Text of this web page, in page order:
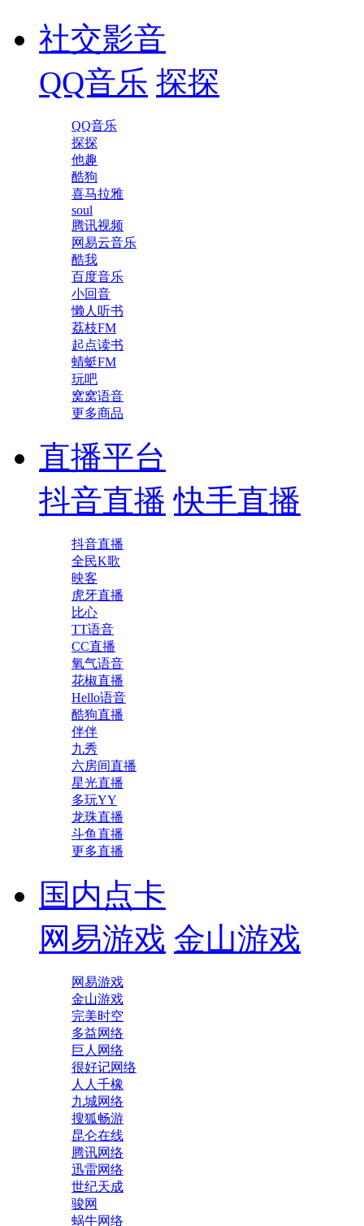
社交影音
QQ音乐 探探
QQ音乐
探探
他趣
酷狗
喜马拉雅
soul
腾讯视频
网易云音乐
酷我
百度音乐
小回音
懒人听书
荔枝FM
起点读书
蜻蜓FM
玩吧
窝窝语音
更多商品
直播平台
抖音直播 快手直播
抖音直播
全民K歌
映客
虎牙直播
比心
TT语音
CC直播
氧气语音
花椒直播
Hello语音
酷狗直播
伴伴
九秀
六房间直播
星光直播
多玩YY
龙珠直播
斗鱼直播
更多直播
国内点卡
网易游戏 金山游戏
网易游戏
金山游戏
完美时空
多益网络
巨人网络
很好记网络
人人千橡
九城网络
搜狐畅游
昆仑在线
腾讯网络
迅雷网络
世纪天成
骏网
蜗牛网络